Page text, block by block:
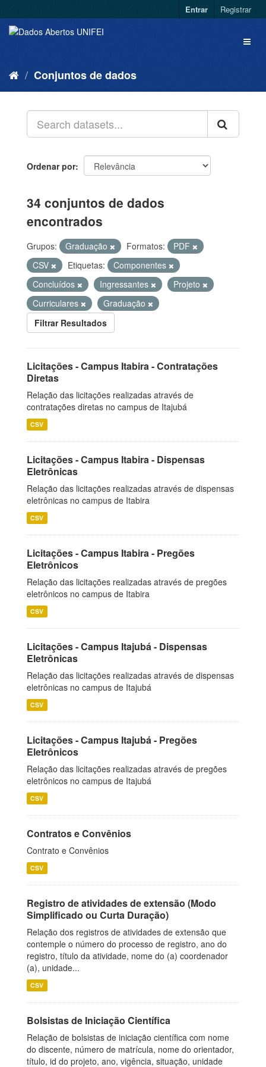
Entrar Registrar
Conjuntos de dados
Ordenar por
34 conjuntos de dados
encontrados
Grupos: Graduação Formatos:
PDF
CSV
Etiquetas:
Componentes
Concluídos
Ingressantes
Projeto
Curriculares
Graduação
Filtrar Resultados
Licitações - Campus Itabira - Contratações
Diretas
Relação das licitações realizadas através de
contratações diretas no campus de Itajubá
CSV
Licitações - Campus Itabira - Dispensas
Eletrônicas
Relação das licitações realizadas através de dispensas
eletrônicas no campus de Itabira
CSV
Licitações - Campus Itabira - Pregões
Eletrônicos
Relação das licitações realizadas através de pregões
eletrônicos no campus de Itabira
CSV
Licitações - Campus Itajubá - Dispensas
Eletrônicas
Relação das licitações realizadas através de dispensas
eletrônicas no campus de Itajubá
CSV
Licitações - Campus Itajubá - Pregões
Eletrônicos
Relação das licitações realizadas através de pregões
eletrônicos no campus de Itajubá
CSV
Contratos e Convênios
Contrato e Convênios
CSV
Registro de atividades de extensão (Modo
Simplificado ou Curta Duração)
Relação dos registros de atividades de extensão que
contemple o número do processo de registro, ano do
registro, título da atividade, nome do (a) coordenador
(a), unidade...
CSV
Bolsistas de Iniciação Científica
Relação de bolsistas de iniciação científica com nome
do discente, número de matrícula, nome do orientador,
título, id do projeto, ano, vigência, situação, unidade